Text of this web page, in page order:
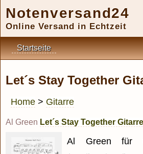
Notenversand24
Online Versand in Echtzeit
Startseite
Let´s Stay Together
Home > Gitarre
Al Green Let´s Stay Together
Al Green für